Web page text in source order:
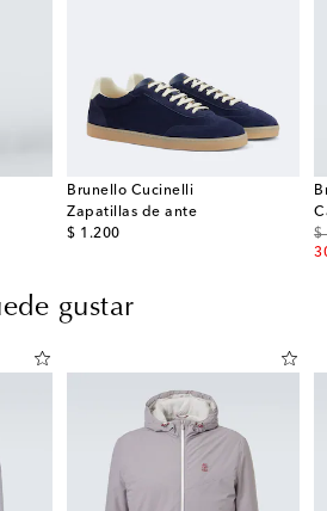
Brunello Cucinelli
Zapatillas de ante
$ 1.200
original price
$
gustar